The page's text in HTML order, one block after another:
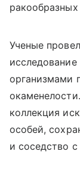
Ученые
организмами
коллекция
особей,
и соседство